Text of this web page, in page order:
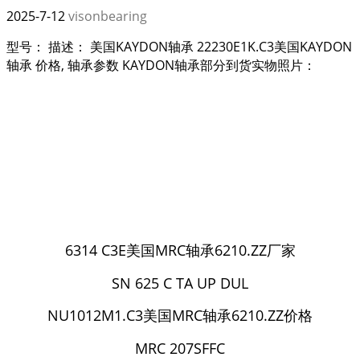
2025-7-12visonbearing
型号： 描述： 美国KAYDON轴承 22230E1K.C3美国KAYDON
轴承 价格, 轴承参数 KAYDON轴承部分到货实物照片：
6314 C3E美国MRC轴承6210.ZZ厂家
SN 625 C TA UP DUL
NU1012M1.C3美国MRC轴承6210.ZZ价格
MRC 207SFFC